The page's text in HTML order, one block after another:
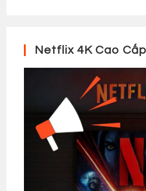
Netflix 4K Cao Cấp